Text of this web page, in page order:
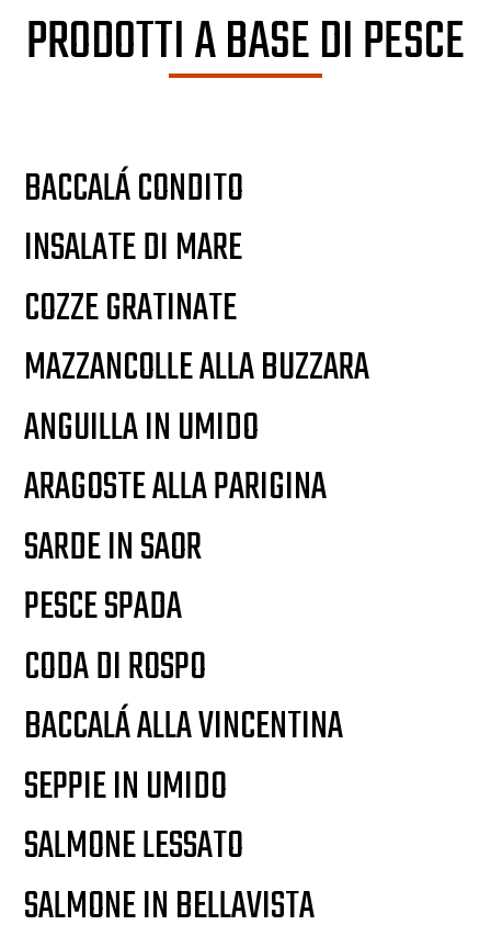
PRODOTTI A BASE DI PESCE
BACCALÁ CONDITO
INSALATE DI MARE
COZZE GRATINATE
MAZZANCOLLE ALLA BUZZARA
ANGUILLA IN UMIDO
ARAGOSTE ALLA PARIGINA
SARDE IN SAOR
PESCE SPADA
CODA DI ROSPO
BACCALÁ ALLA VINCENTINA
SEPPIE IN UMIDO
SALMONE LESSATO
SALMONE IN BELLAVISTA